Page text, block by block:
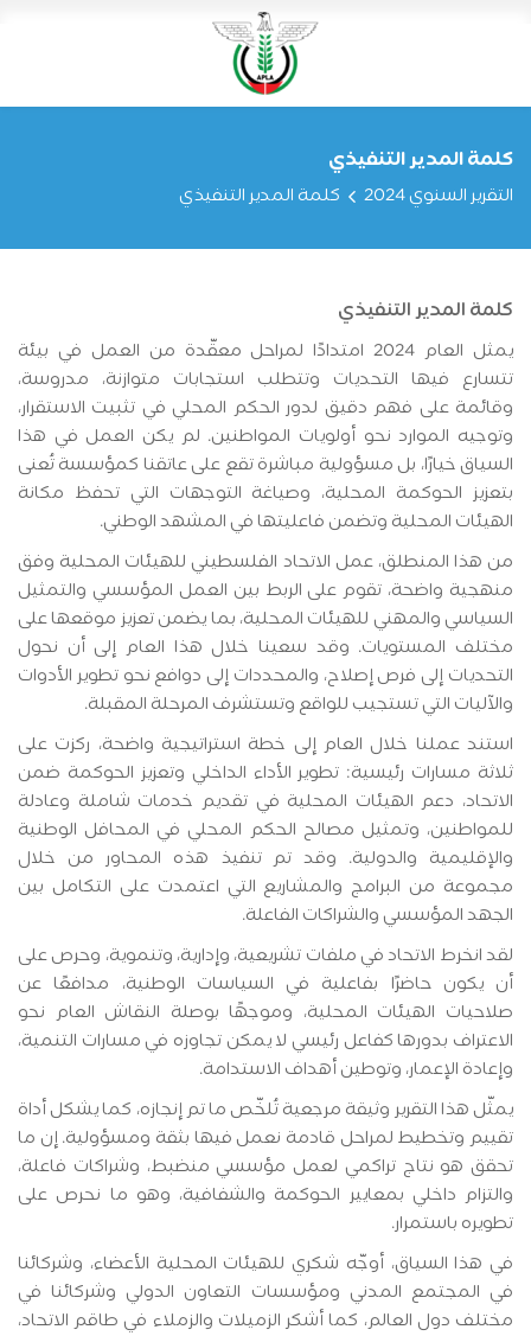
كلمة المدير التنفيذي
التقرير السنوي 2024 كلمة المدير التنفيذي
كلمة المدير التنفيذي
يمثل العام 2024 امتدادًا لمراحل معقّدة من العمل في بيئة
تتسارع فيها التحديات وتتطلب استجابات متوازنة، مدروسة،
وقائمة على فهم دقيق لدور الحكم المحلي في تثبيت الاستقرار،
وتوجيه الموارد نحو أولويات المواطنين. لم يكن العمل في هذا
السياق خيارًا، بل مسؤولية مباشرة تقع على عاتقنا كمؤسسة تُعنى
بتعزيز الحوكمة المحلية، وصياغة التوجهات التي تحفظ مكانة
الهيئات المحلية وتضمن فاعليتها في المشهد الوطني.
من هذا المنطلق، عمل الاتحاد الفلسطيني للهيئات المحلية وفق
منهجية واضحة، تقوم على الربط بين العمل المؤسسي والتمثيل
السياسي والمهني للهيئات المحلية، بما يضمن تعزيز موقعها على
مختلف المستويات. وقد سعينا خلال هذا العام إلى أن نحول
التحديات إلى فرص إصلاح، والمحددات إلى دوافع نحو تطوير الأدوات
والآليات التي تستجيب للواقع وتستشرف المرحلة المقبلة.
استند عملنا خلال العام إلى خطة استراتيجية واضحة، ركزت على
ثلاثة مسارات رئيسية: تطوير الأداء الداخلي وتعزيز الحوكمة ضمن
الاتحاد، دعم الهيئات المحلية في تقديم خدمات شاملة وعادلة
للمواطنين، وتمثيل مصالح الحكم المحلي في المحافل الوطنية
والإقليمية والدولية. وقد تم تنفيذ هذه المحاور من خلال
مجموعة من البرامج والمشاريع التي اعتمدت على التكامل بين
الجهد المؤسسي والشراكات الفاعلة.
لقد انخرط الاتحاد في ملفات تشريعية، وإدارية، وتنموية، وحرص على
أن يكون حاضرًا بفاعلية في السياسات الوطنية، مدافعًا عن
صلاحيات الهيئات المحلية، وموجهًا بوصلة النقاش العام نحو
الاعتراف بدورها كفاعل رئيسي لا يمكن تجاوزه في مسارات التنمية،
وإعادة الإعمار، وتوطين أهداف الاستدامة.
يمثّل هذا التقرير وثيقة مرجعية تُلخّص ما تم إنجازه، كما يشكل أداة
تقييم وتخطيط لمراحل قادمة نعمل فيها بثقة ومسؤولية. إن ما
تحقق هو نتاج تراكمي لعمل مؤسسي منضبط، وشراكات فاعلة،
والتزام داخلي بمعايير الحوكمة والشفافية، وهو ما نحرص على
تطويره باستمرار.
في هذا السياق، أوجّه شكري للهيئات المحلية الأعضاء، وشركائنا
في المجتمع المدني ومؤسسات التعاون الدولي وشركائنا في
مختلف دول العالم، كما أشكر الزميلات والزملاء في طاقم الاتحاد،